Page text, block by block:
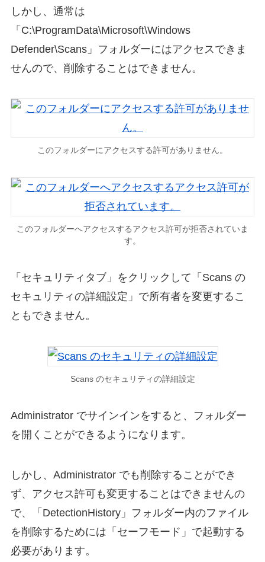
しかし、通常は
「C:\ProgramData\Microsoft\Windows
Defender\Scans」フォルダーにはアクセスできま
せんので、削除することはできません。
このフォルダーにアクセスする許可がありません。
このフォルダーへアクセスするアクセス許可が拒否されていま
す。
「セキュリティタブ」をクリックして「Scans の
セキュリティの詳細設定」で所有者を変更するこ
ともできません。
Scans のセキュリティの詳細設定
Administrator でサインインをすると、フォルダー
を開くことができるようになります。
しかし、Administrator でも削除することができ
ず、アクセス許可も変更することはできませんの
で、「DetectionHistory」フォルダー内のファイル
を削除するためには「セーフモード」で起動する
必要があります。